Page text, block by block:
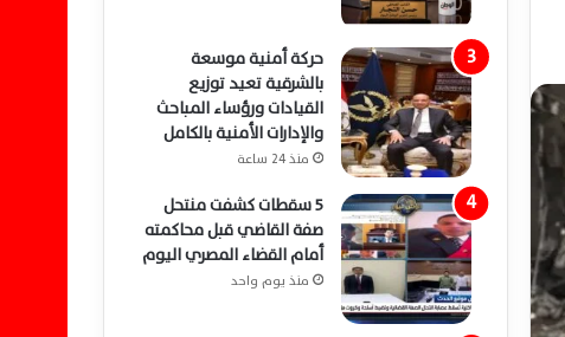
حركة أمنية موسعة
بالشرقية تعيد توزيع
القيادات ورؤساء المباحث
والإدارات الأمنية بالكامل
منذ 24 ساعة
5 سقطات كشفت منتحل
صفة القاضي قبل محاكمته
أمام القضاء المصري اليوم
منذ يوم واحد